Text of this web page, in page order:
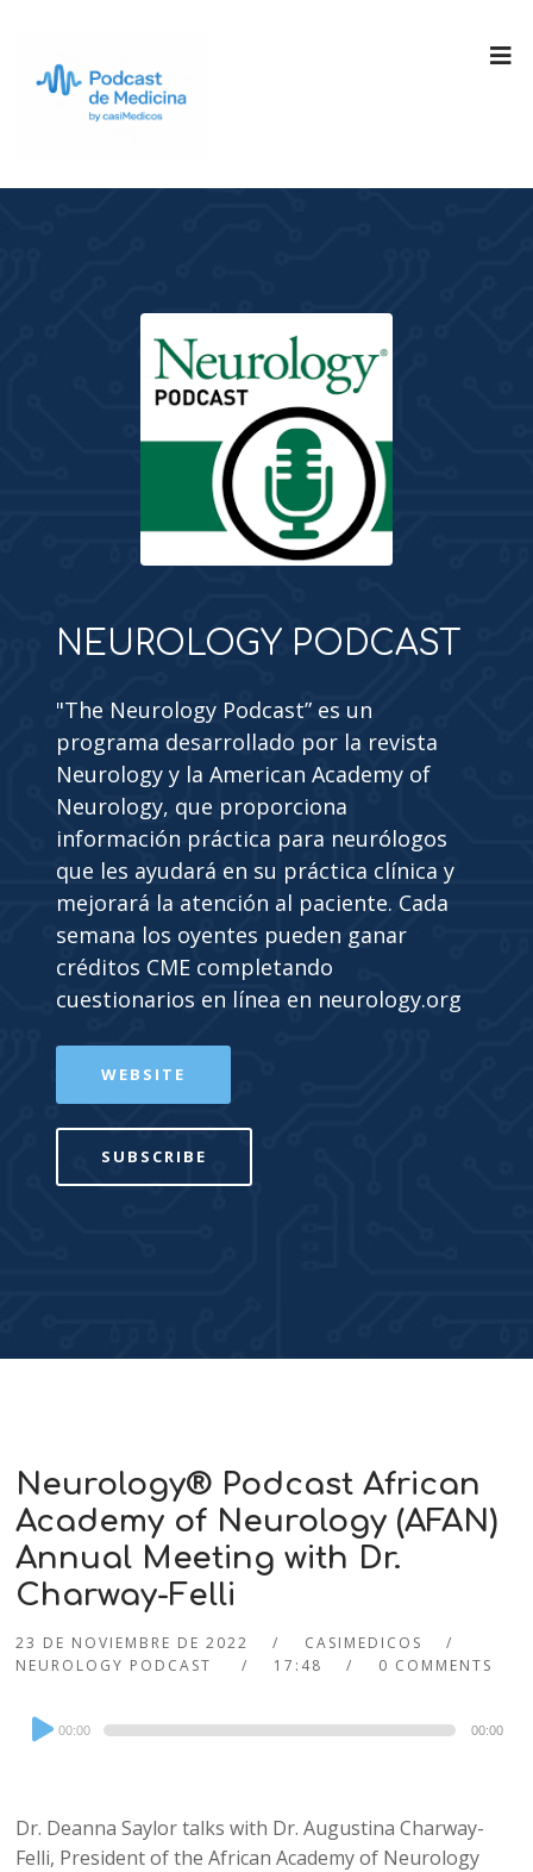
NEUROLOGY PODCAST
"The Neurology Podcast” es un
programa desarrollado por la revista
Neurology y la American Academy of
Neurology, que proporciona
información práctica para neurólogos
que les ayudará en su práctica clínica y
mejorará la atención al paciente. Cada
semana los oyentes pueden ganar
créditos CME completando
cuestionarios en línea en neurology.org
WEBSITE
SUBSCRIBE
Neurology® Podcast African
Academy of Neurology (AFAN)
Annual Meeting with Dr.
Charway-Felli
23 DE NOVIEMBRE DE 2022
CASIMEDICOS
NEUROLOGY PODCAST
17:48 0 COMMENTS
Audio
Player
00:00 00:00
Dr. Deanna Saylor talks with Dr. Augustina Charway-
Felli, President of the African Academy of Neurology